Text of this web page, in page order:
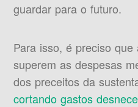
guardar para o futuro.
Para isso, é preciso
superem as despesas
dos preceitos da
cortando gastos